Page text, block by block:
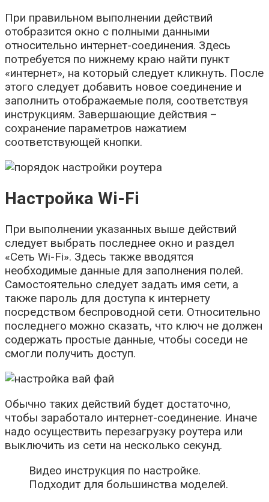
При правильном выполнении действий
отобразится окно с полными данными
относительно интернет-соединения. Здесь
потребуется по нижнему краю найти пункт
«интернет», на который следует кликнуть. После
этого следует добавить новое соединение и
заполнить отображаемые поля, соответствуя
инструкциям. Завершающие действия –
сохранение параметров нажатием
соответствующей кнопки.
Настройка Wi-Fi
При выполнении указанных выше действий
следует выбрать последнее окно и раздел
«Сеть Wi-Fi». Здесь также вводятся
необходимые данные для заполнения полей.
Самостоятельно следует задать имя сети, а
также пароль для доступа к интернету
посредством беспроводной сети. Относительно
последнего можно сказать, что ключ не должен
содержать простые данные, чтобы соседи не
смогли получить доступ.
Обычно таких действий будет достаточно,
чтобы заработало интернет-соединение. Иначе
надо осуществить перезагрузку роутера или
выключить из сети на несколько секунд.
Видео инструкция по настройке.
Подходит для большинства моделей.